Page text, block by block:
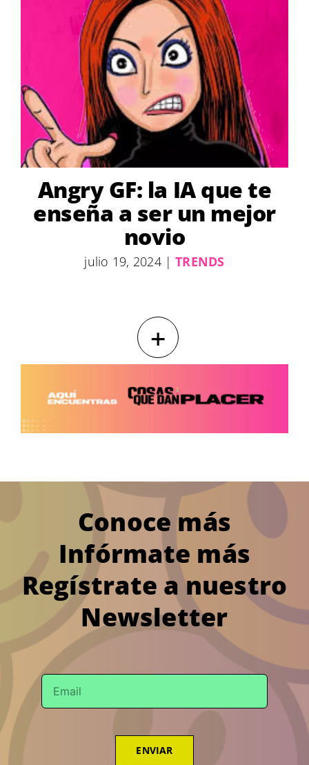
Angry GF: la IA que te
enseña a ser un mejor
novio
julio 19, 2024 | TRENDS
+
Conoce más
Infórmate más
Regístrate a nuestro
Newsletter
ENVIAR